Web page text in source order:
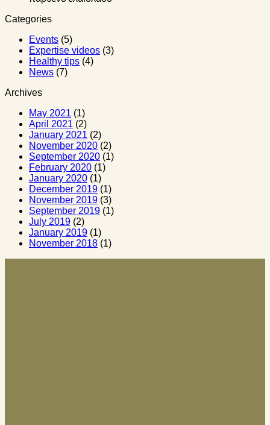
Categories
Events (5)
Expertise videos (3)
Healthy tips (4)
News (7)
Archives
May 2021 (1)
April 2021 (2)
January 2021 (2)
November 2020 (2)
September 2020 (1)
February 2020 (1)
January 2020 (1)
December 2019 (1)
November 2019 (3)
September 2019 (1)
July 2019 (2)
January 2019 (1)
November 2018 (1)